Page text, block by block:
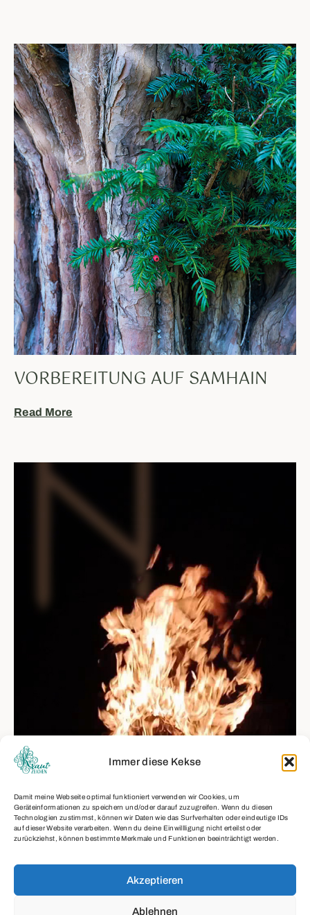
Immer diese Kekse
Damit meine Webseite optimal funktioniert verwenden wir Cookies, um
Geräteinformationen zu speichern und/oder darauf zuzugreifen. Wenn du diesen
Technologien zustimmst, können wir Daten wie das Surfverhalten oder eindeutige IDs
auf dieser Website verarbeiten. Wenn du deine Einwillligung nicht erteilst oder
zurückziehst, können bestimmte Merkmale und Funktionen beeinträchtigt werden.
Akzeptieren
Ablehnen
VORBEREITUNG AUF SAMHAIN
Read More
HERBST TAGUNDNACHTGLEICHE
Read More